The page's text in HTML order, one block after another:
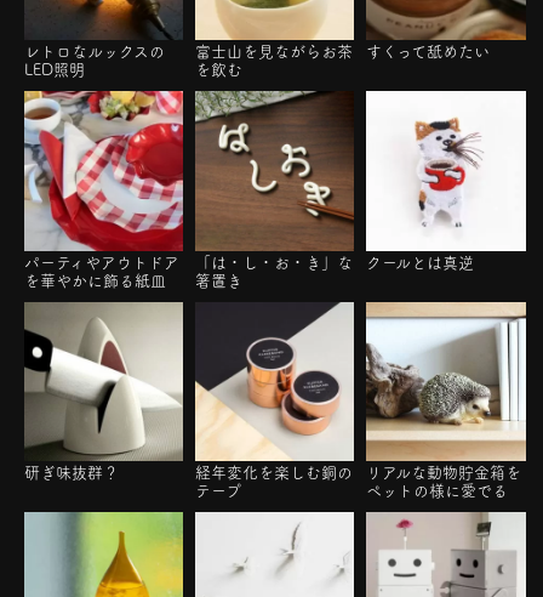
レトロなルックスの
LED照明
富士山を見ながらお茶
を飲む
すくって舐めたい
パーティやアウトドア
を華やかに飾る紙皿
「は・し・お・き」な
箸置き
クールとは真逆
研ぎ味抜群？
経年変化を楽しむ銅の
テープ
リアルな動物貯金箱を
ペットの様に愛でる